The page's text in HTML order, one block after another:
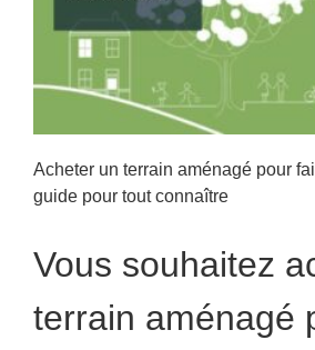
Acheter un terrain aménagé pour
guide pour tout connaître
Vous souhaitez
terrain aménagé